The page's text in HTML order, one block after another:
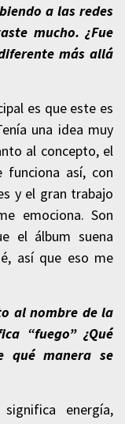
a las redes
mucho. ¿Fue
más allá
es que este es
una idea muy
al concepto, el
así, con
y el gran trabajo
emociona. Son
el álbum suena
así que eso me
al nombre de la
“fuego” ¿Qué
qué manera se
energía,